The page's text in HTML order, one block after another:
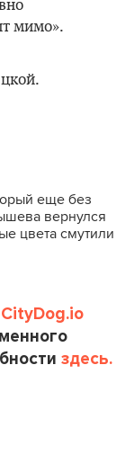
мимо».
еще без
вернулся
цвета смутили
CityDog.io
здесь.